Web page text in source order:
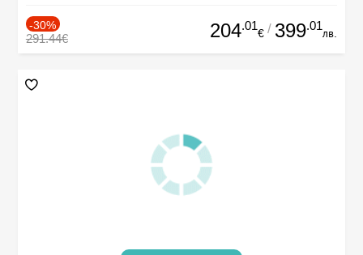
-30%
291.44€ 204.01
€ / 399.01
лв.